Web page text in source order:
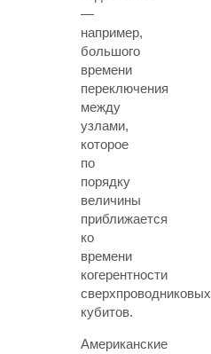
—
например,
большого
времени
переключения
между
узлами,
которое
по
порядку
величины
приближается
ко
времени
когерентности
сверхпроводниковых
кубитов.
Американские